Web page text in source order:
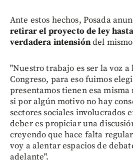
Ante estos hechos, Posada
retirar el proyecto de ley
verdadera intensióndel
"Nuestro trabajo es ser la voz
Congreso, para eso fuimos
presentamos tienen esa
si por algún motivo no hay
sectores sociales involucrados
deber es propiciar una
creyendo que hace falta
voy a alentar espacios de
adelante".